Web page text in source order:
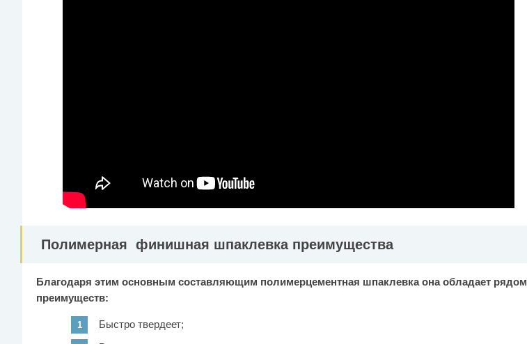
Полимерная финишная шпаклевка преимущества
Благодаря этим основным составляющим полимерцементная шпаклевка она обладает рядом
преимуществ:
Быстро твердеет;